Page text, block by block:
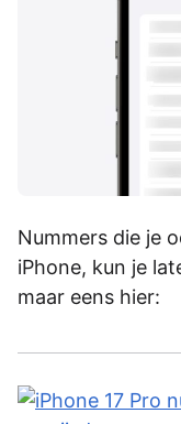
Nummers die je
iPhone, kun je
maar eens hier: